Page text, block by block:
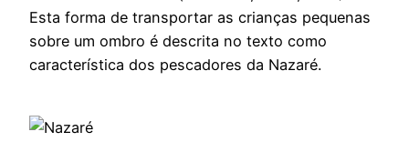
Esta forma de transportar as crianças pequenas
sobre um ombro é descrita no texto como
característica dos pescadores da Nazaré.